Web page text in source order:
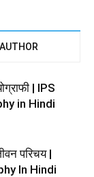
| IPS
in Hindi
परिचय |
In Hindi